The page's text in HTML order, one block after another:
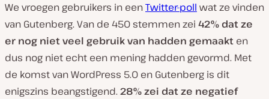
We vroegen gebruikers in eenTwitter-poll wat ze vinden
van Gutenberg. Van de 450 stemmen zei 42% dat ze
er nog niet veel gebruik van hadden gemaakt en
dus nog niet echt een mening hadden gevormd. Met
de komst van WordPress 5.0 en Gutenberg is dit
enigszins beangstigend. 28% zei dat ze negatief